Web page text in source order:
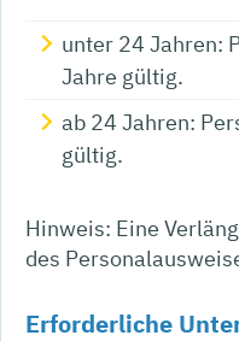
unter 24 Jahren:
Jahre gültig.
ab 24 Jahren:
gültig.
Hinweis: Eine
des
Erforderliche